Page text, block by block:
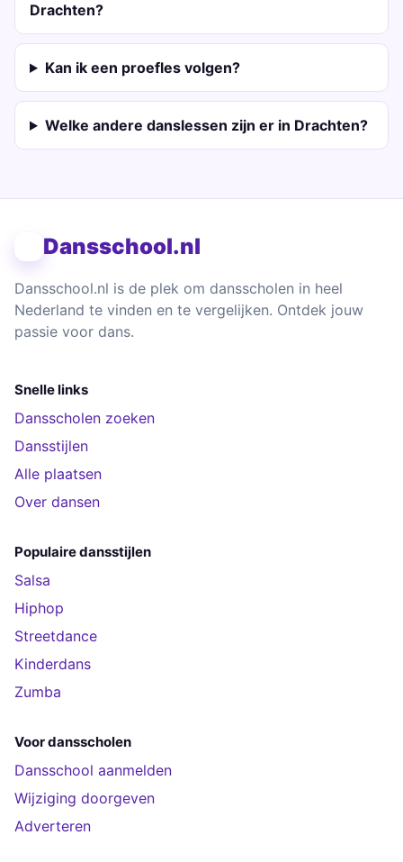
Drachten?
Kan ik een proefles volgen?
Welke andere danslessen zijn er in Drachten?
Dansschool.nl
Dansschool.nl is de plek om dansscholen in heel
Nederland te vinden en te vergelijken. Ontdek jouw
passie voor dans.
Snelle links
Dansscholen zoeken
Dansstijlen
Alle plaatsen
Over dansen
Populaire dansstijlen
Salsa
Hiphop
Streetdance
Kinderdans
Zumba
Voor dansscholen
Dansschool aanmelden
Wijziging doorgeven
Adverteren